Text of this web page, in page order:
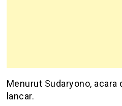
Menurut Sudaryono,
lancar.